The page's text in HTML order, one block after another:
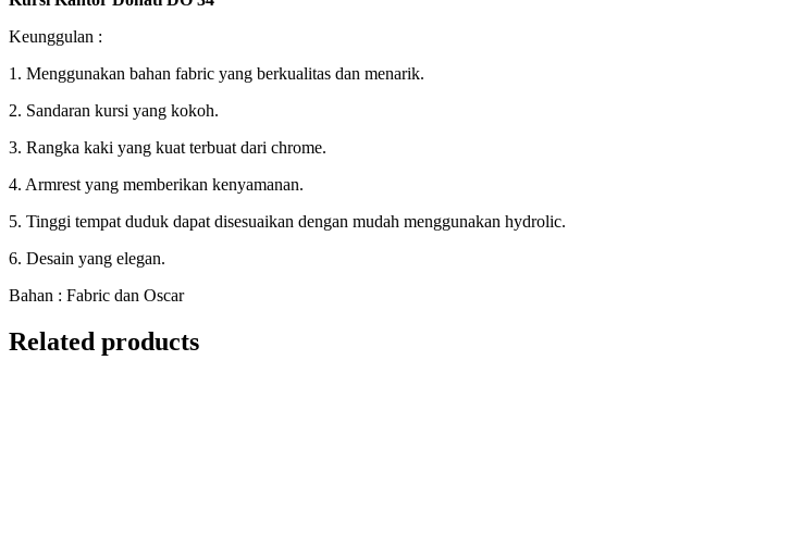
Keunggulan :
1. Menggunakan bahan fabric yang berkualitas dan menarik.
2. Sandaran kursi yang kokoh.
3. Rangka kaki yang kuat terbuat dari chrome.
4. Armrest yang memberikan kenyamanan.
5. Tinggi tempat duduk dapat disesuaikan dengan mudah menggunakan hydrolic.
6. Desain yang elegan.
Bahan : Fabric dan Oscar
Related products